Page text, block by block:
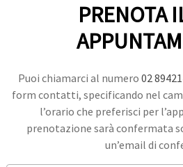
PRENOTA
Puoi chiamarci al numero 02
form contatti, specificando nel
l’orario che preferisci per
prenotazione sarà confermata
un’email di